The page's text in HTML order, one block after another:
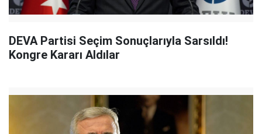
DEVA Partisi Seçim Sonuçlarıyla Sarsıldı!
Kongre Kararı Aldılar